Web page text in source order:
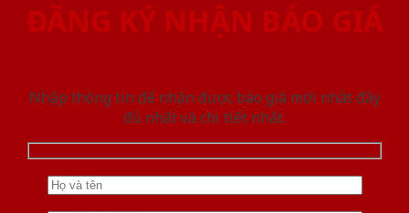
ĐĂNG KÝ NHẬN BÁO GIÁ
Nhập thông tin để nhận được báo giá mới nhât đầy
đủ nhất và chi tiết nhất.